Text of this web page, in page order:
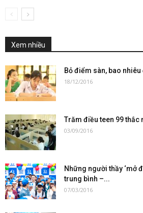
Xem nhiều
Bỏ điểm sàn, bao
18/12/2016
Trăm điều teen 99 thắc
03/09/2016
Những người thầy ‘mở
trung bình –...
07/03/2016